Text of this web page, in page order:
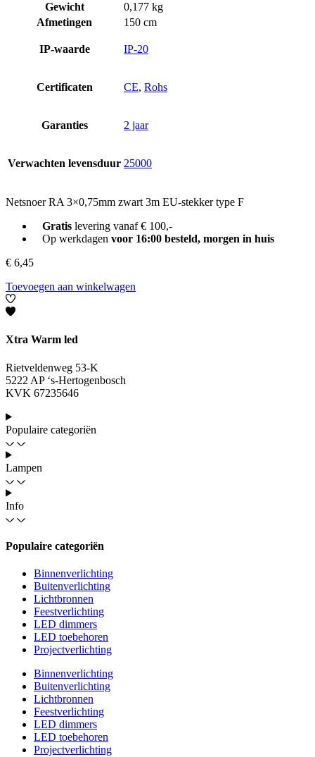
Gewicht
0,177 kg
Afmetingen
150 cm
IP-waarde IP-20
Certificaten CE, Rohs
Garanties 2 jaar
Verwachten levensduur 25000
Netsnoer RA 3×0,75mm zwart 3m EU-stekker type F
Gratislevering vanaf € 100,-
Op werkdagen voor 16:00 besteld, morgen in huis
€ 6,45
Toevoegen aan winkelwagen
Xtra Warm led
Rietveldenweg 53-K
5222 AP ‘s-Hertogenbosch
KVK 67235646
Populaire categoriën
Lampen
Info
Populaire categoriën
Binnenverlichting
Buitenverlichting
Lichtbronnen
Feestverlichting
LED dimmers
LED toebehoren
Projectverlichting
Binnenverlichting
Buitenverlichting
Lichtbronnen
Feestverlichting
LED dimmers
LED toebehoren
Projectverlichting